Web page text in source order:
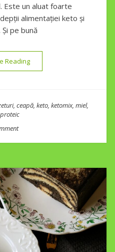
un aluat foarte
alimentației keto și
pe bună
Reading“Drob de miel în aluat
, ceapă, keto, ketomix, miel,
proteic